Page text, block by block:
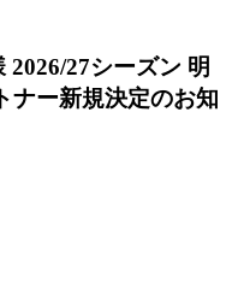
2026/27シーズン 明
ナー新規決定のお知